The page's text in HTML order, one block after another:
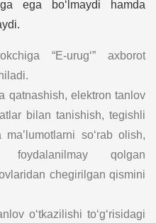
ega bo‘lmaydi hamda
“E-urug‘” axborot
qatnashish, elektron tanlov
bilan tanishish, tegishli
so‘rab olish,
foydalanilmay qolgan
chegirilgan qismini
o‘tkazilishi to‘g‘risidagi